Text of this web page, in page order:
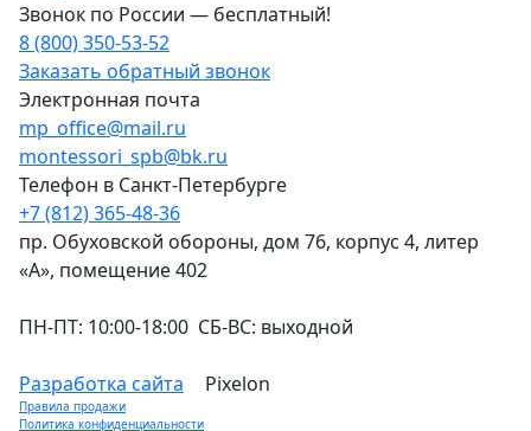
Звонок по России — бесплатный!
8 (800) 350-53-52
Заказать обратный звонок
Электронная почта
mp_office@mail.ru
montessori_spb@bk.ru
Телефон в Санкт-Петербурге
+7 (812) 365-48-36
пр. Обуховской обороны, дом 76, корпус 4, литер
«А», помещение 402
ПН-ПТ: 10:00-18:00 СБ-ВС: выходной
Разработка сайта Pixelon
Правила продажи
Политика конфиденциальности